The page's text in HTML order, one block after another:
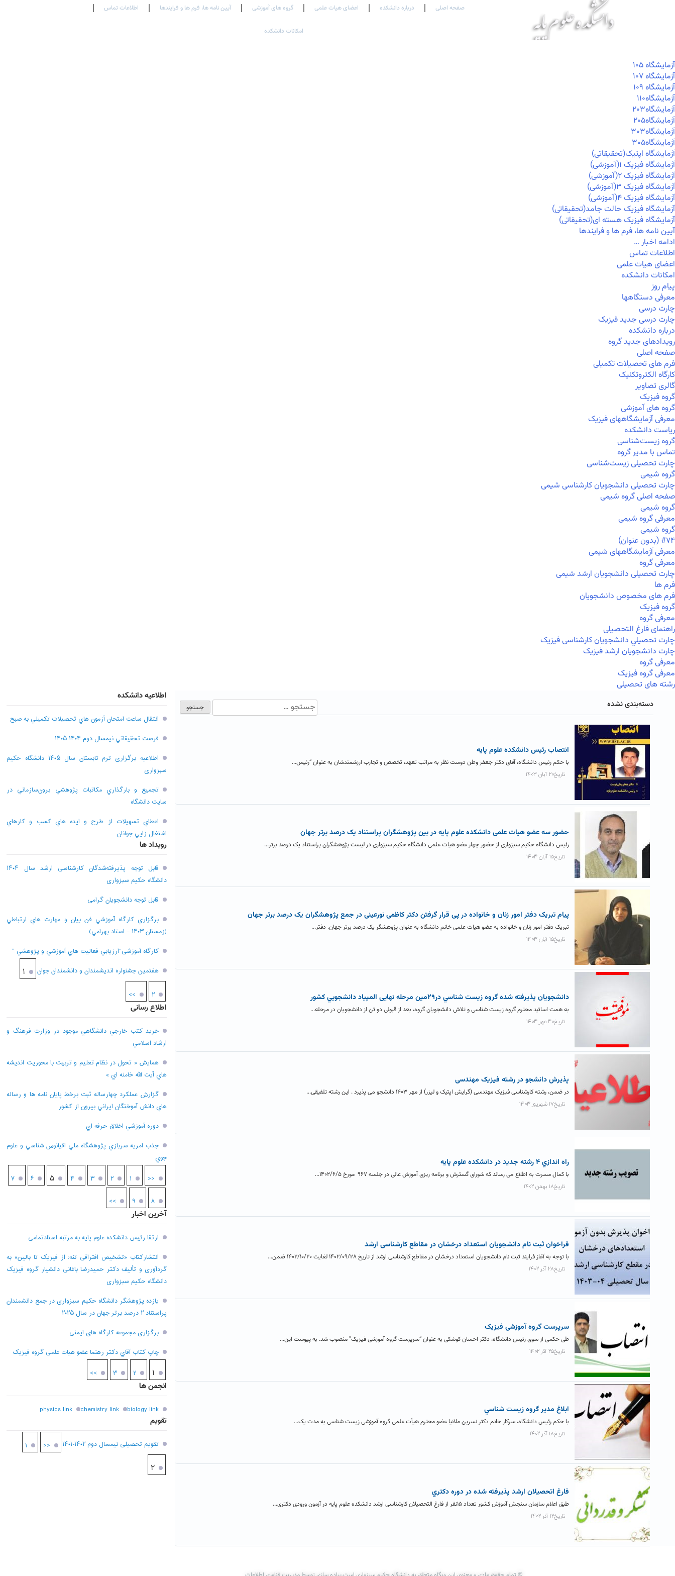
صفحه اصلی درباره دانشکده اعضای هیات علمی گروه های آموزشی آیین نامه ها، فرم ها و فرایندها اطلاعات تماس
امکانات دانشکده
آزمايشگاه ۱۰۵
آزمايشگاه ۱۰۷
آزمايشگاه ۱۰۹
آزمايشگاه۱۱۰
آزمايشگاه۲۰۳
آزمايشگاه۲۰۵
آزمايشگاه۳۰۳
آزمايشگاه۳۰۵
آزمایشگاه اپتیک(تحقیقاتی)
آزمایشگاه فیزیک ۱(آموزشی)
آزمایشگاه فیزیک ۲(آموزشی)
آزمایشگاه فیزیک ۳(آموزشی)
آزمایشگاه فیزیک ۴(آموزشی)
آزمایشگاه فیزیک حالت جامد(تحقیقاتی)
آزمایشگاه فیزیک هسته ای(تحقیقاتی)
آیین نامه ها، فرم ها و فرایندها
ادامه اخبار …
اطلاعات تماس
اعضای هیات علمی
امکانات دانشکده
پیام روز
معرفی دستگاهها
چارت درسی
چارت درسی جدید فیزیک
درباره دانشکده
رویدادهای جدید گروه
صفحه اصلی
فرم های تحصیلات تکمیلی
کارگاه الکتروتکنیک
گالری تصاویر
گروه فیزیک
گروه های آموزشی
معرفی آزمایشگاههای فیزیک
ریاست دانشکده
گروه زیست‌شناسی
تماس با مدیر گروه
چارت تحصیلی زیست‌شناسی
گروه شیمی
چارت تحصیلی دانشجویان کارشناسی شیمی
صفحه اصلی گروه شیمی
گروه شیمی
معرفی گروه شیمی
گروه شیمی
#۷۴ (بدون عنوان)
معرفی آزمایشگاههای شیمی
معرفی گروه
چارت تحصیلی دانشجویان ارشد شیمی
فرم ها
فرم های مخصوص دانشجویان
گروه فیزیک
معرفی گروه
راهنمای فارغ التحصیلی
چارت تحصيلي دانشجویان کارشناسی فیزیک
چارت دانشجویان ارشد فیزیک
معرفی گروه
معرفی گروه فیزیک
رشته های تحصیلی
دسته‌بندی نشده
انتصاب رئيس دانشکده علوم پايه
با حکم رئیس دانشگاه، آقای دکتر جعفر وطن دوست نظر به مراتب تعهد، تخصص و تجارب ارزشمندشان به عنوان “رئیس...
تاریخ۲۰ آبان ۱۴۰۳
حضور سه عضو هیات علمی دانشکده علوم پایه در بین پژوهشگران پراستناد یک درصد برتر جهان
رئیس دانشگاه حکیم سبزواری از حضور چهار عضو هیات علمی دانشگاه حکیم سبزواری در لیست پژوهشگران پراستناد یک درصد برتر...
تاریخ۱۵ آبان ۱۴۰۳
پیام تبریک دفتر امور زنان و خانواده در پی قرار گرفتن دکتر کاظمی نورعینی در جمع پژوهشگران یک درصد برتر جهان
تبریک دفتر امور زنان و خانواده به عضو هیات علمی خانم دانشگاه به عنوان پژوهشگر یک درصد برتر جهان. دفتر...
تاریخ۱۵ آبان ۱۴۰۳
دانشجويان پذيرفته شده گروه زيست شناسي در۲۹مين مرحله نهایی المپياد دانشجويي کشور
به همت اساتید محترم گروه زیست شناسی و تلاش دانشجویان گروه، بعد از قبولی دو تن از دانشجویان در مرحله...
تاریخ۳۰ مهر ۱۴۰۳
پذیرش دانشجو در رشته فیزیک مهندسی
در ضمن، رشته کارشناسی فیزیک مهندسی (گرایش اپتیک و لیزر) از مهر ۱۴۰۳ دانشجو می پذیرد . این رشته تلفیقی...
تاریخ۱۷ شهریور ۱۴۰۳
راه اندازي ۴ رشته جديد در دانشکده علوم پایه
با کمال مسرت به اطلاع می رساند که شورای گسترش و برنامه ریزی آموزش عالی در جلسه ۹۶۷ مورخ ۱۴۰۲/۶/۵...
تاریخ۱۸ بهمن ۱۴۰۲
فراخوان ثبت نام دانشجویان استعداد درخشان در مقاطع کارشناسی ارشد
با توجه به آغاز فرایند ثبت نام دانشجویان استعداد درخشان در مقاطع کارشناسی ارشد از تاریخ ۱۴۰۲/۰۹/۲۸ لغایت ۱۴۰۲/۱۰/۲۰ ضمن...
تاریخ۲۸ آذر ۱۴۰۲
سرپرست گروه آموزشی فیزیک
طی حکمی از سوی رئیس دانشگاه، دکتر احسان کوشکی به عنوان “سرپرست گروه آموزشی فیزیک” منصوب شد. به پیوست این...
تاریخ۲۵ آذر ۱۴۰۲
ابلاغ مدير گروه زيست شناسي
با حکم رئیس دانشگاه، سرکار خانم دکتر نسرین ملانیا عضو محترم هیأت علمی گروه آموزشی زیست شناسی به مدت یک...
تاریخ۱۸ آذر ۱۴۰۲
فارغ اتحصيلان ارشد پذيرفته شده در دوره دکتري
طبق اعلام سازمان سنجش آموزش کشور تعداد ۱۵نفر از فارغ التحصیلان کارشناسی ارشد دانشکده علوم پایه در آزمون ورودی دکتری...
تاریخ۱۲ آذر ۱۴۰۲
اطلاعیه دانشکده
انتقال ساعت امتحان آزمون هاي تحصيلات تکميلي به صبح
فرصت تحقيقاتي نیمسال دوم ۱۴۰۴-۱۴۰۵
اطلاعیه برگزاری ترم تابستان سال ۱۴۰۵ دانشگاه حکیم
سبزواری
تجميع و بارگذاري مکاتبات پژوهشي برون‌سازماني در
سايت دانشگاه
اعطاي تسهيلات از طرح و ايده هاي کسب و کارهاي
اشتغال زايي جوانان
رویداد ها
قابل توجه پذیرفته‌شدگان کارشناسی ارشد سال ۱۴۰۴
دانشگاه حکیم سبزواری
قابل توجه دانشجویان گرامی
برگزاري کارگاه آموزشي فن بيان و مهارت هاي ارتباطي
(زمستان ۱۴۰۳ – استاد بهرامي)
کارگاه آموزشی”ارزيابي فعاليت هاي آموزشي و پژوهشي “
هفتمين جشنواره انديشمندان و دانشمندان جوان
۱
۲ >>
اطلاع رسانی
خريد کتب خارجي دانشگاهي موجود در وزارت فرهنگ و
ارشاد اسلامي
همايش « تحول در نظام تعليم و تربيت با محوريت انديشه
هاي آيت الله خامنه اي »
گزارش عملکرد چهارساله ثبت برخط پايان نامه ها و رساله
هاي دانش آموختگان ايراني بيرون از کشور
دوره آموزشي اخلاق حرفه اي
جذب امريه سربازي پژوهشگاه ملي اقيانوس شناسي و علوم
جوي
<< ۱ ۲ ۳ ۴ ۵ ۶ ۷
۸ ۹ >>
آخرین اخبار
ارتقا رئیس دانشکده علوم پایه به مرتبه استادتمامی
انتشارکتاب «تشخیص افتراقی تنه: از فیزیک تا بالین» به
گردآوری و تألیف دکتر حمیدرضا باغانی دانشیار گروه فیزیک
دانشگاه حکیم سبزواری
یازده پژوهشگر دانشگاه حکیم سبزواری در جمع دانشمندان
پراستناد ۲ درصد برتر جهان در سال ۲۰۲۵
برگزاری مجموعه کارگاه های ایمنی
چاپ کتاب آقاي دکتر رهنما عضو هیات علمی گروه فیزیک
۱ ۲ ۳ >>
انجمن ها
biology link
chemistry link
physics link
تقویم
تقویم تحصیلی نیمسال دوم ۱۴۰۲-۱۴۰۱ << ۱
۲